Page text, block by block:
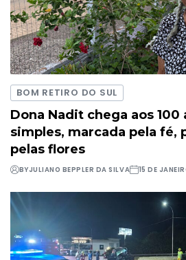
BOM RETIRO DO SUL
Dona Nadit chega aos 100
simples, marcada pela fé,
pelas flores
BYJULIANO BEPPLER DA SILVA 15 DE